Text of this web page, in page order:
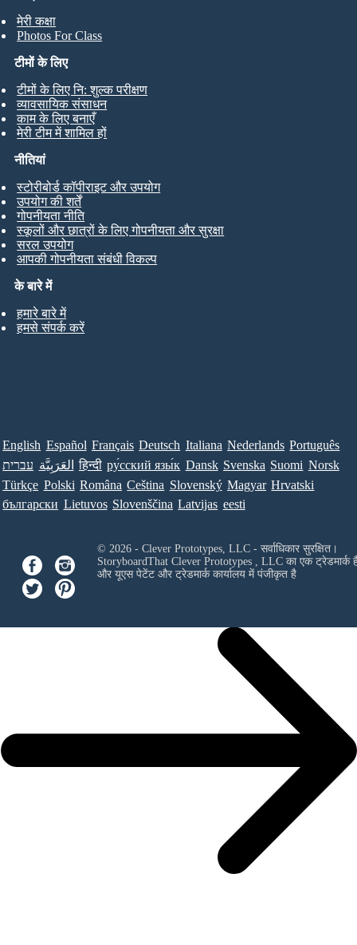
मेरी कक्षा
Photos For Class
टीमों के लिए
टीमों के लिए नि: शुल्क परीक्षण
व्यावसायिक संसाधन
काम के लिए बनाएँ
मेरी टीम में शामिल हों
के बारे में
हमारे बारे में
हमसे संपर्क करें
नीतियां
स्टोरीबोर्ड कॉपीराइट और उपयोग
उपयोग की शर्तें
गोपनीयता नीति
स्कूलों और छात्रों के लिए गोपनीयता और सुरक्षा
सरल उपयोग
आपकी गोपनीयता संबंधी विकल्प
English Español Français Deutsch Italiana Nederlands Português
עברית العَرَبِيَّة हिन्दी ру́сский язы́к Dansk Svenska Suomi Norsk
Türkçe Polski Româna Ceština Slovenský Magyar Hrvatski
български Lietuvos Slovenščina Latvijas eesti
© 2026 - Clever Prototypes, LLC - सर्वाधिकार सुरक्षित।
StoryboardThat Clever Prototypes , LLCका एक ट्रेडमार्क
और यूएस पेटेंट और ट्रेडमार्क कार्यालय में पंजीकृत है